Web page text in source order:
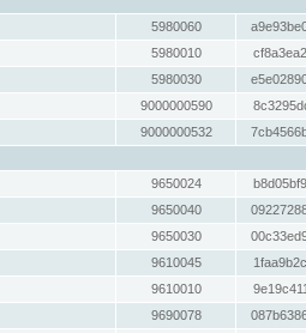
5980060
5980010
5980030
9000000590
9000000532
9650024
9650040
9650030
9610045
9610010
9690078